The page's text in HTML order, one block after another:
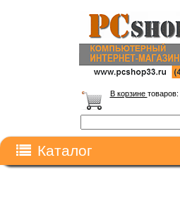
В корзине товаров:
Каталог